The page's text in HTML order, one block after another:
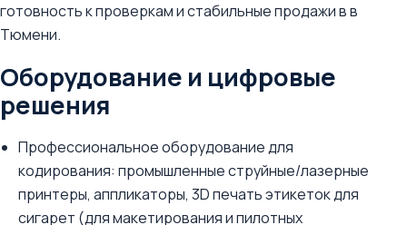
готовность к проверкам и стабильные продажи в в
Тюмени.
Оборудование и цифровые
решения
Профессиональное оборудование для
кодирования: промышленные струйные/лазерные
принтеры, аппликаторы, 3D печать этикеток для
сигарет (для макетирования и пилотных